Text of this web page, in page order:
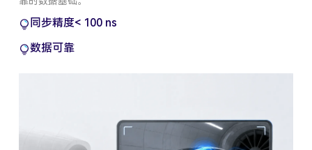
同步精度< 100 ns
数据可靠